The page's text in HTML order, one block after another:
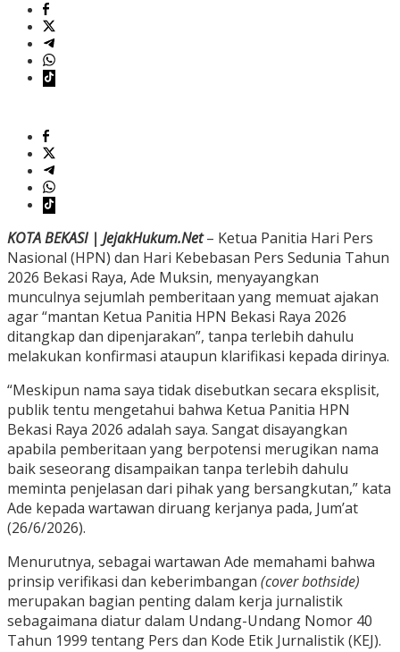
KOTA BEKASI | JejakHukum.Net– Ketua Panitia Hari Pers
Nasional (HPN) dan Hari Kebebasan Pers Sedunia Tahun
2026 Bekasi Raya, Ade Muksin, menyayangkan
munculnya sejumlah pemberitaan yang memuat ajakan
agar “mantan Ketua Panitia HPN Bekasi Raya 2026
ditangkap dan dipenjarakan”, tanpa terlebih dahulu
melakukan konfirmasi ataupun klarifikasi kepada dirinya.
“Meskipun nama saya tidak disebutkan secara eksplisit,
publik tentu mengetahui bahwa Ketua Panitia HPN
Bekasi Raya 2026 adalah saya. Sangat disayangkan
apabila pemberitaan yang berpotensi merugikan nama
baik seseorang disampaikan tanpa terlebih dahulu
meminta penjelasan dari pihak yang bersangkutan,” kata
Ade kepada wartawan diruang kerjanya pada, Jum’at
(26/6/2026).
Menurutnya, sebagai wartawan Ade memahami bahwa
prinsip verifikasi dan keberimbangan (cover bothside)
merupakan bagian penting dalam kerja jurnalistik
sebagaimana diatur dalam Undang-Undang Nomor 40
Tahun 1999 tentang Pers dan Kode Etik Jurnalistik (KEJ).